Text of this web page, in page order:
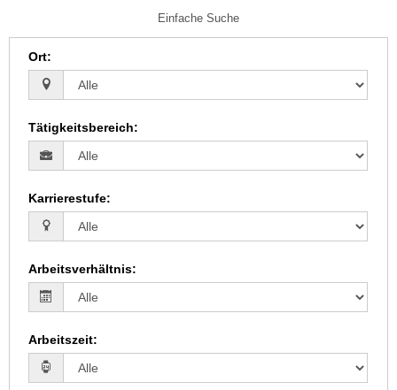
Einfache Suche
Ort:
Tätigkeitsbereich:
Karrierestufe:
Arbeitsverhältnis:
Arbeitszeit: